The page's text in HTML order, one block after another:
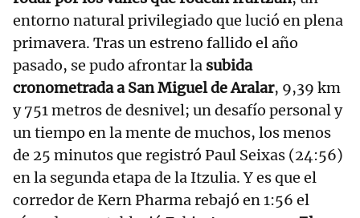
entorno natural privilegiado que lució en plena
primavera. Tras un estreno fallido el año
pasado, se pudo afrontar la subida
cronometrada a San Miguel de Aralar, 9,39 km
y 751 metros de desnivel; un desafío personal y
un tiempo en la mente de muchos, los menos
de 25 minutos que registró Paul Seixas (24:56)
en la segunda etapa de la Itzulia. Y es que el
corredor de Kern Pharma rebajó en 1:56 el